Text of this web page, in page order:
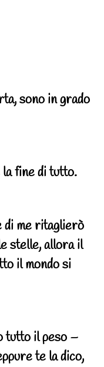
sono in grado
la fine di tutto.
di me ritaglierò
stelle, allora il
il mondo si
tutto il peso –
te la dico,